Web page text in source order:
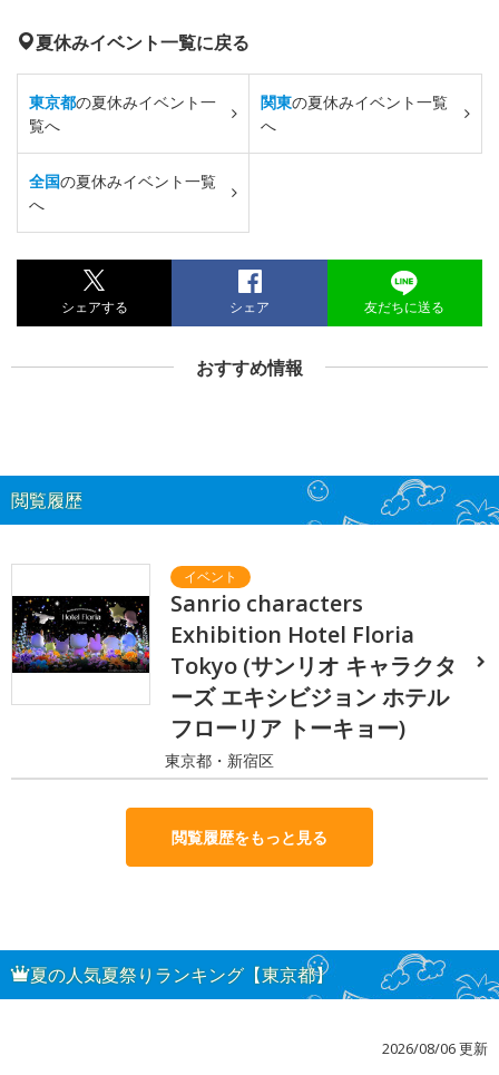
夏休みイベント一覧に戻る
東京都の夏休みイベント一
覧へ
関東の夏休みイベント一覧
へ
全国の夏休みイベント一覧
へ
シェアする シェア 友だちに送る
おすすめ情報
閲覧履歴
Sanrio characters
Exhibition Hotel Floria
Tokyo (サンリオ キャラクタ
ーズ エキシビジョン ホテル
フローリア トーキョー)
東京都・新宿区
閲覧履歴をもっと見る
夏の人気夏祭りランキング【東京都】
2026/08/06 更新